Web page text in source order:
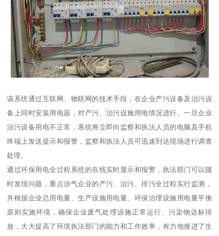
该系统通过互联网、物联网的技术手段，在企业产污设备及治污设
备上同时安装用电器，对产污、治污设施用电情况进行。一旦企业
治污设备用电不正常，系统将立即向监察和执法人员的电脑及手机
终端上发送提示和报警，监察和执法人员可迅速到达现场进行调查
处理。
通过环保用电全过程系统的在线实时显示和报警，执法部门可以随
时发现问题，重点涉气企业的产污、治污、排污全过程实行监测，
并根据企业总用电量、生产设施用电量、环保治理设施用电量平衡
原则实施环境，确保企业废气处理设施正常运行、污染物达标排
放，大大提高了环境执法部门的能力和工作效率，有力地推进了生